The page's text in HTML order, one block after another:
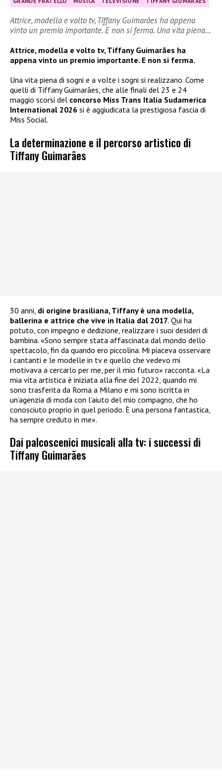
Attrice, modella e volto tv, Tiffany Guimarães ha appena
vinto un premio importante. E non si ferma. Una vita piena…
Attrice, modella e volto tv, Tiffany Guimarães ha
appena vinto un premio importante. E non si ferma.
Una vita piena di sogni e a volte i sogni si realizzano. Come
quelli di Tiffany Guimarães, che alle finali del 23 e 24
maggio scorsi del concorso Miss Trans Italia Sudamerica
International 2026 si è aggiudicata la prestigiosa fascia di
Miss Social.
La determinazione e il percorso artistico di
Tiffany Guimarães
30 anni, di origine brasiliana, Tiffany è una modella,
ballerina e attrice che vive in Italia dal 2017. Qui ha
potuto, con impegno e dedizione, realizzare i suoi desideri di
bambina. «Sono sempre stata affascinata dal mondo dello
spettacolo, fin da quando ero piccolina. Mi piaceva osservare
i cantanti e le modelle in tv e quello che vedevo mi
motivava a cercarlo per me, per il mio futuro» racconta. «La
mia vita artistica è iniziata alla fine del 2022, quando mi
sono trasferita da Roma a Milano e mi sono iscritta in
un’agenzia di moda con l’aiuto del mio compagno, che ho
conosciuto proprio in quel periodo. È una persona fantastica,
ha sempre creduto in me».
Dai palcoscenici musicali alla tv: i successi di
Tiffany Guimarães